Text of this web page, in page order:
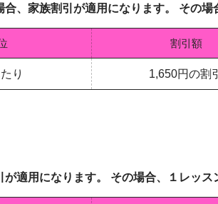
、家族割引が適用になります。 その場
割引額
り 1,650円の割引
適用になります。 その場合、１レッス